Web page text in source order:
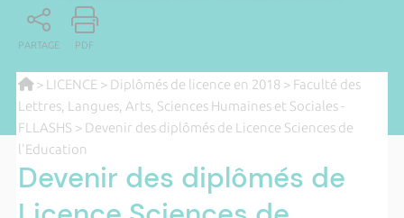
PARTAGE PDF
> LICENCE > Diplômés de licence en 2018 > Faculté des
Lettres, Langues, Arts, Sciences Humaines et Sociales -
FLLASHS > Devenir des diplômés de Licence Sciences de
l'Education
Devenir des diplômés de